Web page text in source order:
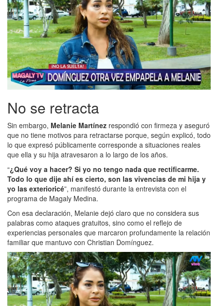
No se retracta
Sin embargo, Melanie Martínez respondió con firmeza y aseguró
que no tiene motivos para retractarse porque, según explicó, todo
lo que expresó públicamente corresponde a situaciones reales
que ella y su hija atravesaron a lo largo de los años.
“¿Qué voy a hacer? Si yo no tengo nada que rectificarme.
Todo lo que dije ahí es cierto, son las vivencias de mi hija y
yo las exterioricé”, manifestó durante la entrevista con el
programa de Magaly Medina.
Con esa declaración, Melanie dejó claro que no considera sus
palabras como ataques gratuitos, sino como el reflejo de
experiencias personales que marcaron profundamente la relación
familiar que mantuvo con Christian Domínguez.